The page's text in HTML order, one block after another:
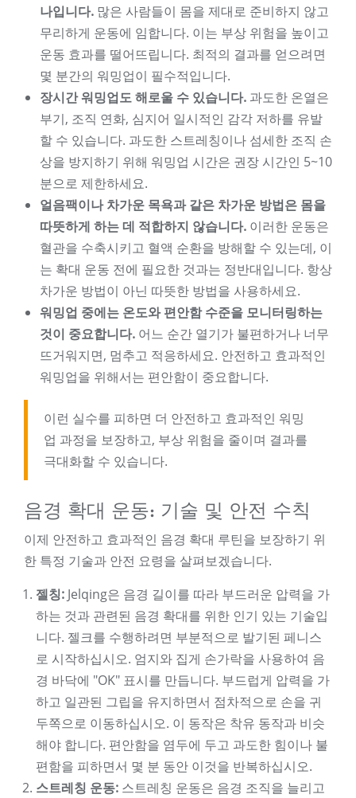
나입니다. 많은 사람들이 몸을 제대로 준비하지 않고
무리하게 운동에 임합니다. 이는 부상 위험을 높이고
운동 효과를 떨어뜨립니다. 최적의 결과를 얻으려면
몇 분간의 워밍업이 필수적입니다.
장시간 워밍업도 해로울 수 있습니다. 과도한 온열은
부기, 조직 연화, 심지어 일시적인 감각 저하를 유발
할 수 있습니다. 과도한 스트레칭이나 섬세한 조직 손
상을 방지하기 위해 워밍업 시간은 권장 시간인 5~10
분으로 제한하세요.
얼음팩이나 차가운 목욕과 같은 차가운 방법은 몸을
따뜻하게 하는 데 적합하지 않습니다. 이러한 운동은
혈관을 수축시키고 혈액 순환을 방해할 수 있는데, 이
는 확대 운동 전에 필요한 것과는 정반대입니다. 항상
차가운 방법이 아닌 따뜻한 방법을 사용하세요.
워밍업 중에는 온도와 편안함 수준을 모니터링하는
것이 중요합니다. 어느 순간 열기가 불편하거나 너무
뜨거워지면, 멈추고 적응하세요. 안전하고 효과적인
워밍업을 위해서는 편안함이 중요합니다.
이런 실수를 피하면 더 안전하고 효과적인 워밍
업 과정을 보장하고, 부상 위험을 줄이며 결과를
극대화할 수 있습니다.
음경 확대 운동: 기술 및 안전 수칙
이제 안전하고 효과적인 음경 확대 루틴을 보장하기 위
한 특정 기술과 안전 요령을 살펴보겠습니다.
젤칭: Jelqing은 음경 길이를 따라 부드러운 압력을 가
하는 것과 관련된 음경 확대를 위한 인기 있는 기술입
니다. 젤크를 수행하려면 부분적으로 발기된 페니스
로 시작하십시오. 엄지와 집게 손가락을 사용하여 음
경 바닥에 "OK" 표시를 만듭니다. 부드럽게 압력을 가
하고 일관된 그립을 유지하면서 점차적으로 손을 귀
두쪽으로 이동하십시오. 이 동작은 착유 동작과 비슷
해야 합니다. 편안함을 염두에 두고 과도한 힘이나 불
편함을 피하면서 몇 분 동안 이것을 반복하십시오.
스트레칭 운동: 스트레칭 운동은 음경 조직을 늘리고